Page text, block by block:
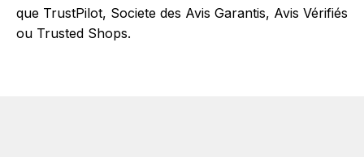
que TrustPilot, Societe des Avis Garantis, Avis Vérifiés
ou Trusted Shops.